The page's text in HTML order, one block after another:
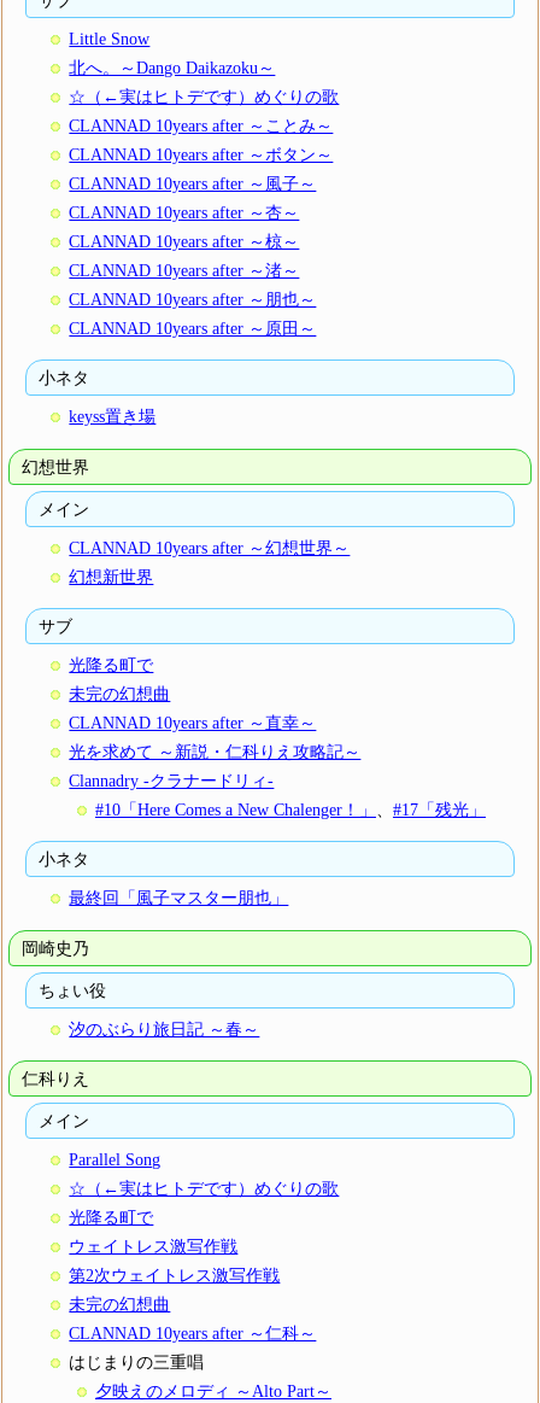
Little Snow
北へ。～Dango Daikazoku～
☆（←実はヒトデです）めぐりの歌
CLANNAD 10years after ～ことみ～
CLANNAD 10years after ～ボタン～
CLANNAD 10years after ～風子～
CLANNAD 10years after ～杏～
CLANNAD 10years after ～椋～
CLANNAD 10years after ～渚～
CLANNAD 10years after ～朋也～
CLANNAD 10years after ～原田～
小ネタ
keyss置き場
幻想世界
メイン
CLANNAD 10years after ～幻想世界～
幻想新世界
サブ
光降る町で
未完の幻想曲
CLANNAD 10years after ～直幸～
光を求めて ～新説・仁科りえ攻略記～
Clannadry -クラナードリィ-
#10「Here Comes a New Chalenger！」
#17「残光」
小ネタ
最終回「風子マスター朋也」
岡崎史乃
ちょい役
汐のぶらり旅日記 ～春～
仁科りえ
メイン
Parallel Song
☆（←実はヒトデです）めぐりの歌
光降る町で
ウェイトレス激写作戦
第2次ウェイトレス激写作戦
未完の幻想曲
CLANNAD 10years after ～仁科～
はじまりの三重唱
夕映えのメロディ ～Alto Part～